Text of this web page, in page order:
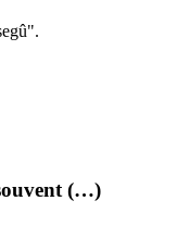
(…)